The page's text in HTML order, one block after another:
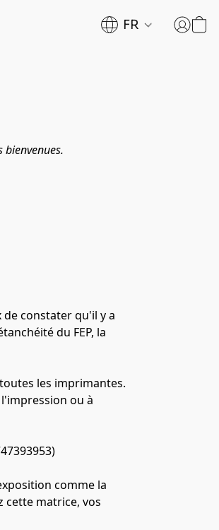
FR
constater qu'il y a
du FEP, la
les imprimantes.
ou à
comme la
cette matrice, vos